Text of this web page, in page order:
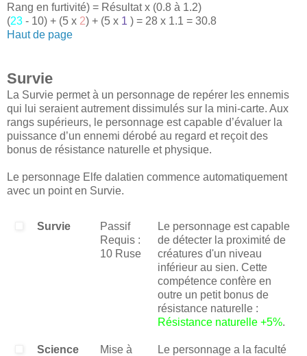
Rang en furtivité) = Résultat x (0.8 à 1.2)
(23 - 10) + (5 x 2) + (5 x 1 ) = 28 x 1.1 = 30.8
Haut de page
Survie
La Survie permet à un personnage de repérer les ennemis
qui lui seraient autrement dissimulés sur la mini-carte. Aux
rangs supérieurs, le personnage est capable d’évaluer la
puissance d’un ennemi dérobé au regard et reçoit des
bonus de résistance naturelle et physique.
Le personnage Elfe dalatien commence automatiquement
avec un point en Survie.
Survie
Passif
Requis :
10 Ruse
Le personnage est capable
de détecter la proximité de
créatures d'un niveau
inférieur au sien. Cette
compétence confère en
outre un petit bonus de
résistance naturelle :
Résistance naturelle +5%.
Science
Mise à
Le personnage a la faculté